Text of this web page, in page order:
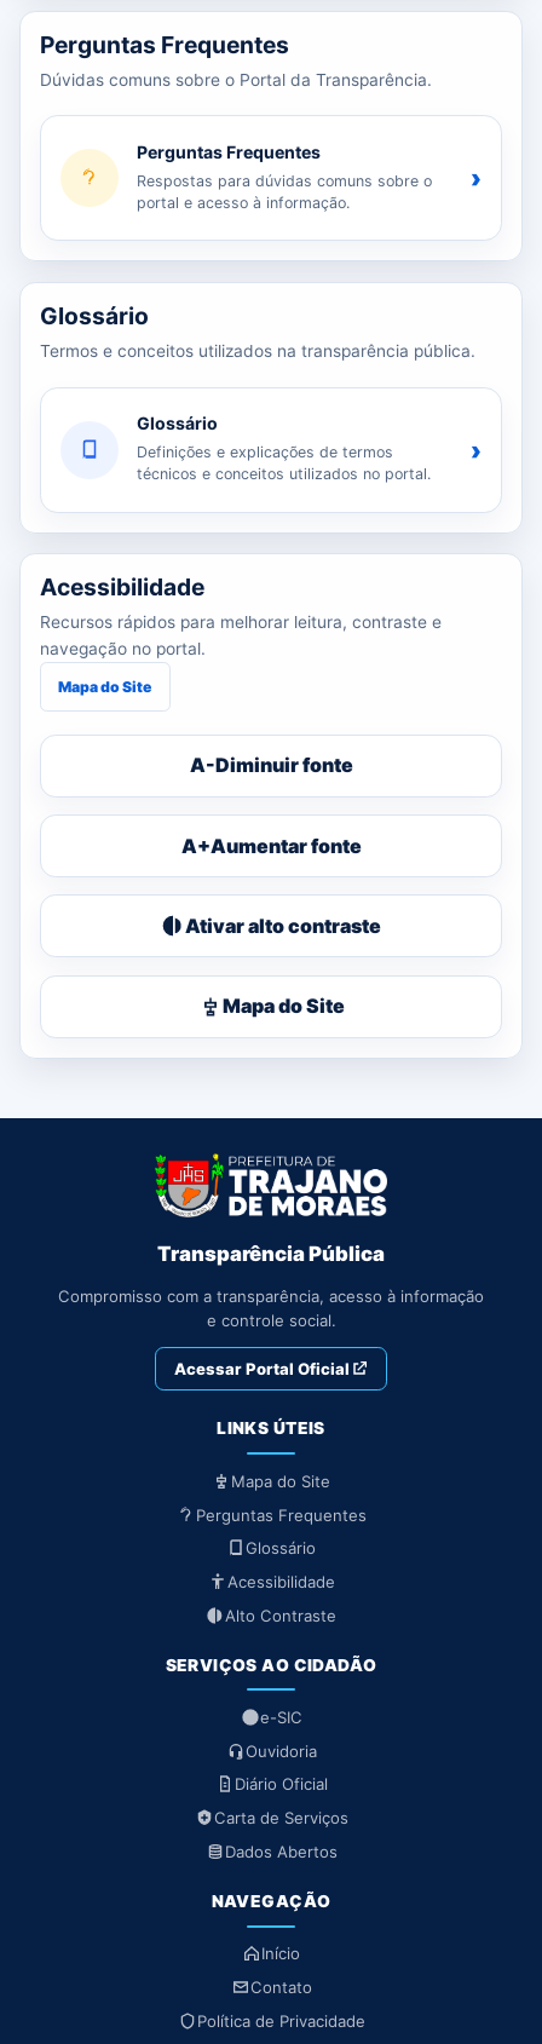
Perguntas Frequentes
Dúvidas comuns sobre o Portal da Transparência.
Perguntas Frequentes
Respostas para dúvidas comuns sobre o
portal e acesso à informação.
›
Glossário
Termos e conceitos utilizados na transparência pública.
Glossário
Definições e explicações de termos
técnicos e conceitos utilizados no portal.
›
Acessibilidade
Recursos rápidos para melhorar leitura, contraste e
navegação no portal.
Mapa do Site
A-Diminuir fonte
A+Aumentar fonte
Ativar alto contraste
Mapa do Site
Transparência Pública
Compromisso com a transparência, acesso à informação
e controle social.
Acessar Portal Oficial
LINKS ÚTEIS
Mapa do Site
Perguntas Frequentes
Glossário
Acessibilidade
Alto Contraste
SERVIÇOS AO CIDADÃO
e-SIC
Ouvidoria
Diário Oficial
Carta de Serviços
Dados Abertos
NAVEGAÇÃO
Início
Contato
Política de Privacidade